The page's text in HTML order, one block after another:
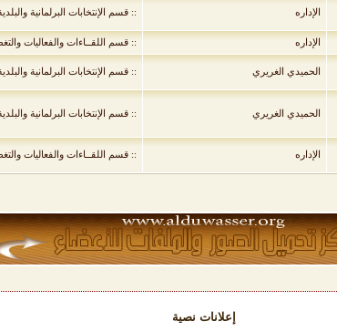
الإداره :: قسم الإنتخابات البرلمانية
الإداره :: قسم اللقــاءات والفعاليات
الحميدي الغريري :: قسم الإنتخابات البرلمانية
الحميدي الغريري :: قسم الإنتخابات البرلمانية
الإداره :: قسم اللقــاءات والفعاليات
إعلانات نصية